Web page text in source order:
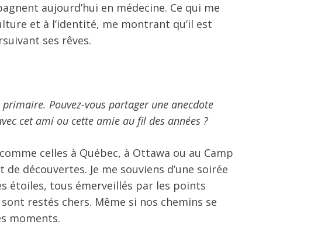
aujourd’hui en médecine. Ce qui me
et à l’identité, me montrant qu’il est
ses rêves.
Pouvez-vous partager une anecdote
cet ami ou cette amie au fil des années ?
celles à Québec, à Ottawa ou au Camp
découvertes. Je me souviens d’une soirée
étoiles, tous émerveillés par les points
restés chers. Même si nos chemins se
moments.